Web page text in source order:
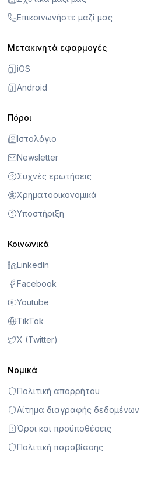
Επικοινωνήστε μαζί μας
Μετακινητά εφαρμογές
iOS
Android
Πόροι
Ιστολόγιο
Newsletter
Συχνές ερωτήσεις
Χρηματοοικονομικά
Υποστήριξη
Κοινωνικά
LinkedIn
Facebook
Youtube
TikTok
X (Twitter)
Νομικά
Πολιτική απορρήτου
Αίτημα διαγραφής δεδομένων
Όροι και προϋποθέσεις
Πολιτική παραβίασης